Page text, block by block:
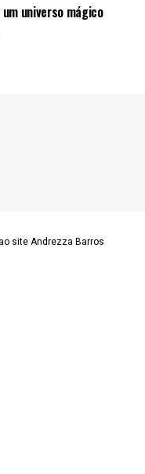
universo mágico
site Andrezza Barros